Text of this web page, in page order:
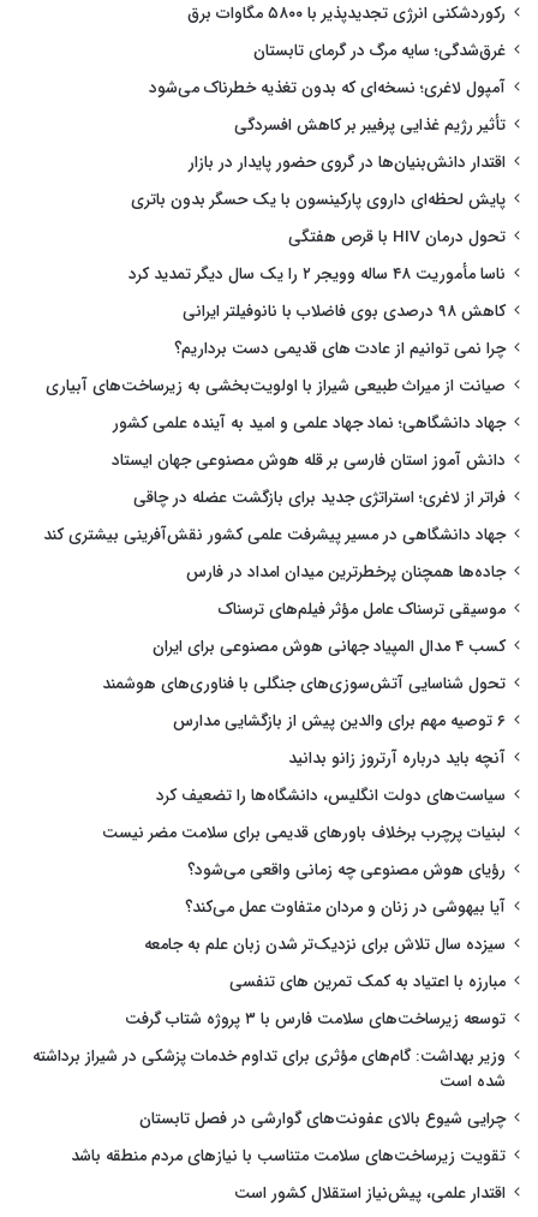
رکوردشکنی انرژی تجدیدپذیر با ۵۸۰۰ مگاوات برق
غرق‌شدگی؛ سایه مرگ در گرمای تابستان
آمپول لاغری؛ نسخه‌ای که بدون تغذیه خطرناک می‌شود
تأثیر رژیم غذایی پرفیبر بر کاهش افسردگی
اقتدار دانش‌بنیان‌ها در گروی حضور پایدار در بازار
پایش لحظه‌ای داروی پارکینسون با یک حسگر بدون باتری
تحول درمان HIV با قرص هفتگی
ناسا مأموریت ۴۸ ساله وویجر ۲ را یک سال دیگر تمدید کرد
کاهش ۹۸ درصدی بوی فاضلاب با نانوفیلتر ایرانی
چرا نمی توانیم از عادت های قدیمی دست برداریم؟
صیانت از میراث طبیعی شیراز با اولویت‌بخشی به زیرساخت‌های آبیاری
جهاد دانشگاهی؛ نماد جهاد علمی و امید به آینده علمی کشور
دانش آموز استان فارسی بر قله هوش مصنوعی جهان ایستاد
فراتر از لاغری؛ استراتژی جدید برای بازگشت عضله در چاقی
جهاد دانشگاهی در مسیر پیشرفت علمی کشور نقش‌آفرینی بیشتری کند
جاده‌ها همچنان پرخطرترین میدان امداد در فارس
موسیقی ترسناک عامل مؤثر فیلم‌های ترسناک
کسب ۴ مدال المپیاد جهانی هوش مصنوعی برای ایران
تحول شناسایی آتش‌سوزی‌های جنگلی با فناوری‌های هوشمند
۶ توصیه مهم برای والدین پیش از بازگشایی مدارس
آنچه باید درباره آرتروز زانو بدانید
سیاست‌های دولت انگلیس، دانشگاه‌ها را تضعیف کرد
لبنیات پرچرب برخلاف باورهای قدیمی برای سلامت مضر نیست
رؤیای هوش مصنوعی چه زمانی واقعی می‌شود؟
آیا بیهوشی در زنان و مردان متفاوت عمل می‌کند؟
سیزده سال تلاش برای نزدیک‌تر شدن زبان علم به جامعه
مبارزه با اعتیاد به کمک تمرین های تنفسی
توسعه زیرساخت‌های سلامت فارس با ۳ پروژه شتاب گرفت
وزیر بهداشت: گام‌های مؤثری برای تداوم خدمات پزشکی در شیراز برداشته
شده است
چرایی شیوع بالای عفونت‌های گوارشی در فصل تابستان
تقویت زیرساخت‌های سلامت متناسب با نیازهای مردم منطقه باشد
اقتدار علمی، پیش‌نیاز استقلال کشور است